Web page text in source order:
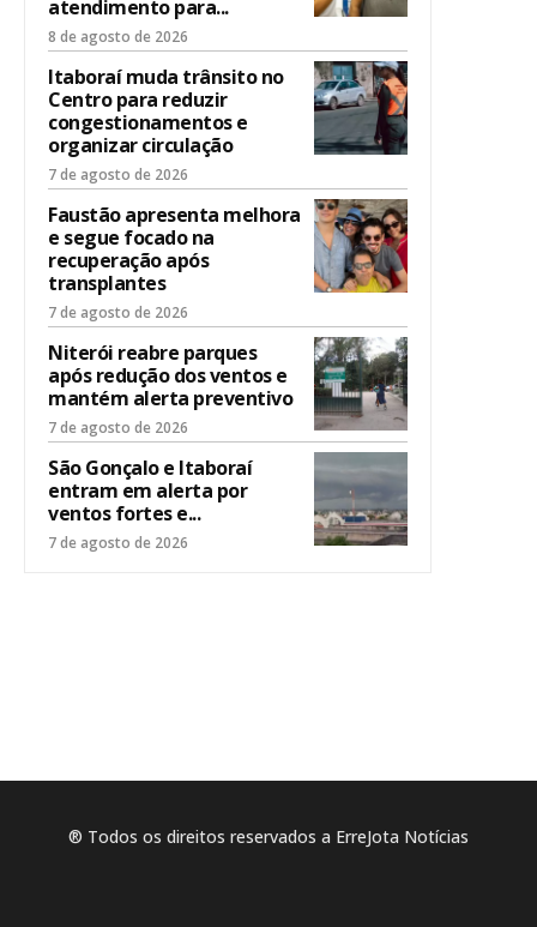
atendimento para...
8 de agosto de 2026
Itaboraí muda trânsito no
Centro para reduzir
congestionamentos e
organizar circulação
7 de agosto de 2026
Faustão apresenta melhora
e segue focado na
recuperação após
transplantes
7 de agosto de 2026
Niterói reabre parques
após redução dos ventos e
mantém alerta preventivo
7 de agosto de 2026
São Gonçalo e Itaboraí
entram em alerta por
ventos fortes e...
7 de agosto de 2026
® Todos os direitos reservados a ErreJota Notícias